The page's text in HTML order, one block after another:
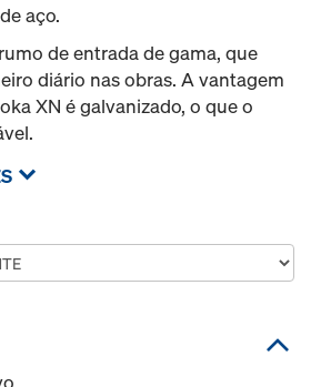
aço.
de entrada de gama, que
diário nas obras. A vantagem
XN é galvanizado, o que o